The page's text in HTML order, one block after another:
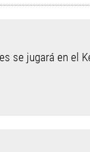
se jugará en el